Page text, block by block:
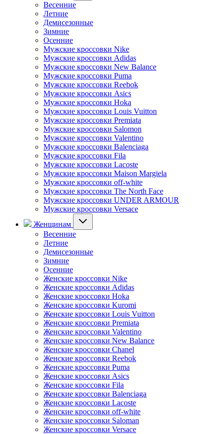
Весенние
Летние
Демисезонные
Зимние
Осенние
Мужские кроссовки Nike
Мужские кроссовки Adidas
Мужские кроссовки New Balance
Мужские кроссовки Puma
Мужские кроссовки Reebok
Мужские кроссовки Asics
Мужские кроссовки Hoka
Мужские кроссовки Louis Vuitton
Мужские кроссовки Premiata
Мужские кроссовки Salomon
Мужские кроссовки Valentino
Мужские кроссовки Balenciaga
Мужские кроссовки Fila
Мужские кроссовки Lacoste
Мужские кроссовки Maison Margiela
Мужские кроссовки off-white
Мужские кроссовки The North Face
Мужские кроссовки UNDER ARMOUR
Мужские кроссовки Versace
Женщинам
Весенние
Летние
Демисезонные
Зимние
Осенние
Женские кроссовки Nike
Женские кроссовки Adidas
Женские кроссовки Hoka
Женские кроссовки Kuromi
Женские кроссовки Louis Vuitton
Женские кроссовки Premiata
Женские кроссовки Valentino
Женские кроссовки New Balance
Женские кроссовки Chanel
Женские кроссовки Reebok
Женские кроссовки Puma
Женские кроссовки Asics
Женские кроссовки Fila
Женские кроссовки Balenciaga
Женские кроссовки Lacoste
Женские кроссовки off-white
Женские кроссовки Saloman
Женские кроссовки Versace